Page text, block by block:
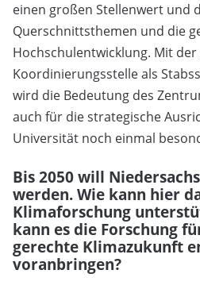
einen großen Stellenwert und
Querschnittsthemen und die
Hochschulentwicklung. Mit
Koordinierungsstelle als
wird die Bedeutung des
auch für die strategische
Universität noch einmal
Bis 2050 will
werden. Wie kann hier
Klimaforschung
kann es die Forschung
gerechte Klimazukunft
voranbringen?